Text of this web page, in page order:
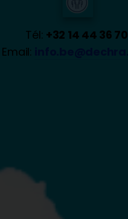
Tél: +32 14 44 36 70
Email: